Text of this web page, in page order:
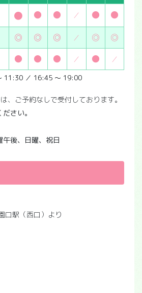
● ● ● ／ ● ●
◎ ◎ ◎ ／ ◎ ◎
● ● ● ／ ●
／
11:30 ／ 16:45 ～ 19:00
、ご予約なしで受付しております。
さい。
午後、日曜、祝日
口駅（西口）より